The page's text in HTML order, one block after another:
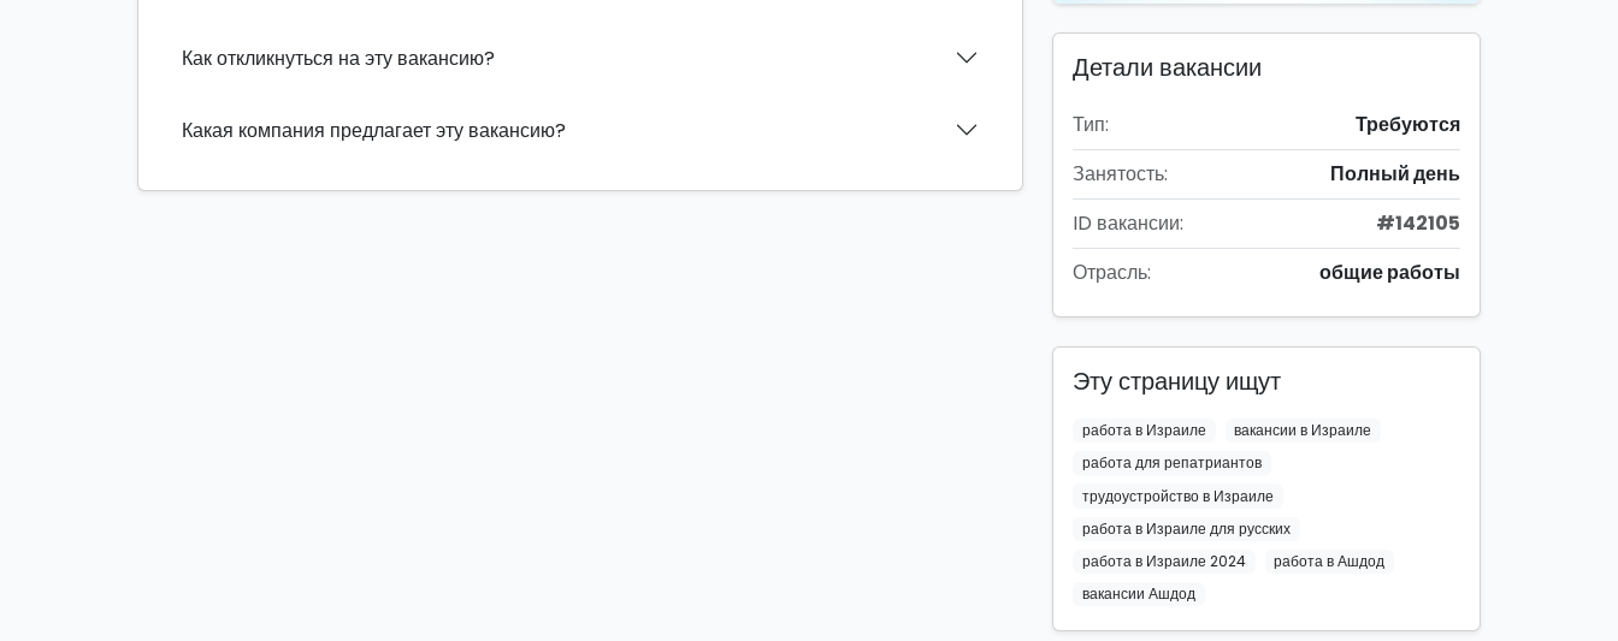
Как откликнуться на эту вакансию?
Какая компания предлагает эту вакансию?
Детали вакансии
Тип:
Требуются
Занятость:
Полный день
ID вакансии:
#142105
Отрасль:
общие работы
Эту страницу ищут
работа в Израиле
вакансии в Израиле
работа для репатриантов
трудоустройство в Израиле
работа в Израиле для русских
работа в Израиле 2024
работа в Ашдод
вакансии Ашдод